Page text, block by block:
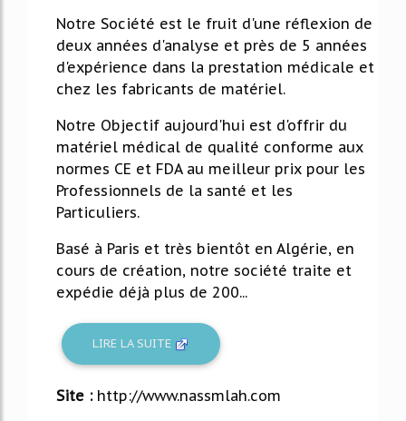
Notre Société est le fruit d'une réflexion de
deux années d'analyse et près de 5 années
d'expérience dans la prestation médicale et
chez les fabricants de matériel.
Notre Objectif aujourd'hui est d'offrir du
matériel médical de qualité conforme aux
normes CE et FDA au meilleur prix pour les
Professionnels de la santé et les
Particuliers.
Basé à Paris et très bientôt en Algérie, en
cours de création, notre société traite et
expédie déjà plus de 200...
LIRE LA SUITE
Site : http://www.nassmlah.com